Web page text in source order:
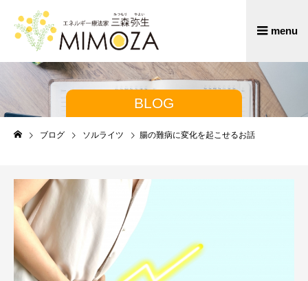
BLOG
ブログ ソルライツ 腸の難病に変化を起こせるお話